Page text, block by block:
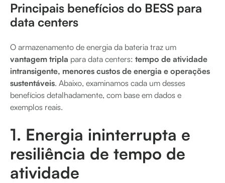
Principais benefícios do BESS para
data centers
O armazenamento de energia da bateria traz um
vantagem tripla para data centers: tempo de atividade
intransigente, menores custos de energia e operações
sustentáveis. Abaixo, examinamos cada um desses
benefícios detalhadamente, com base em dados e
exemplos reais.
1. Energia ininterrupta e
resiliência de tempo de
atividade